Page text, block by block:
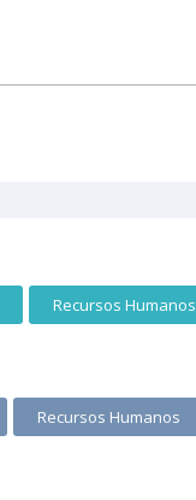
Recursos Humanos
Recursos Humanos